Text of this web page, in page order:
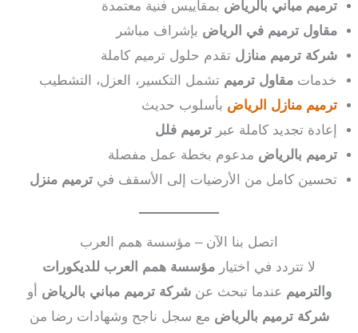
ترميم مباني بالرياض بمقاييس فنية معتمدة
مقاول ترميم في الرياض بإشراف مباشر
شركة ترميم منازل تقدم حلول ترميم كاملة
خدماتمقاول ترميم تشمل التكسير، العزل، التشطيب
ترميم منازل الرياض بأسلوب حديث
إعادة تجديد كاملة عبرترميم فلل
ترميم بالرياض مدعوم بخطة عمل مفصلة
تحسين كامل من الأرضيات إلى الأسقف فيترميم منزل
اتصل بنا الآن – مؤسسة همم العرب
لا تتردد في اختيار مؤسسة همم العرب للديكورات
والترميم عندما تبحث عنشركة ترميم مباني بالرياض أو
شركة ترميم بالرياض مع سجل ناجح وشهادات رضا من